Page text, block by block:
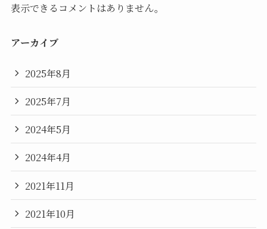
表示できるコメントはありません。
アーカイブ
2025年8月
2025年7月
2024年5月
2024年4月
2021年11月
2021年10月